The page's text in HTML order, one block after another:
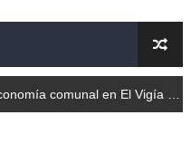
clubes deportivos
en Mérida con
Vigía con microcréditos a emprendedores y productore